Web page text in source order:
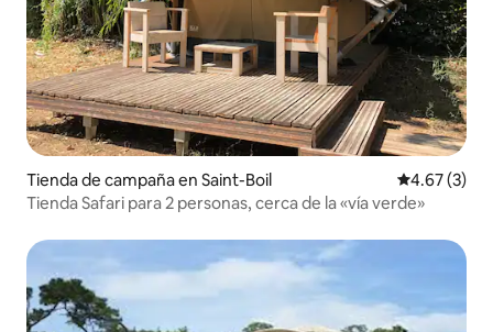
Tienda de campaña en Saint-Boil Calificación
4.67 (3)
Tienda Safari para 2 personas, cerca de la «vía verde»